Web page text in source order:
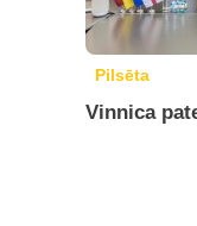
Pilsēta
Vinnica